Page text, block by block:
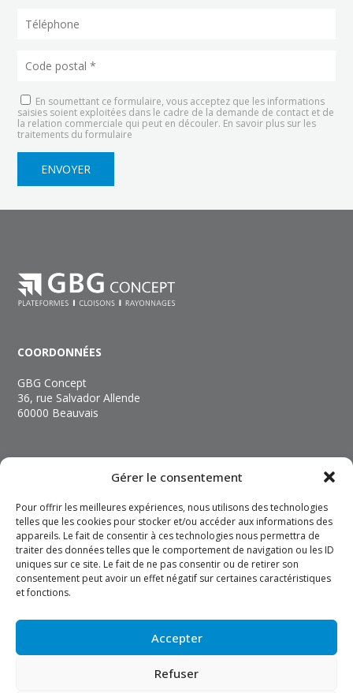
Gérer le consentement
Pour offrir les meilleures expériences, nous utilisons des technologies
telles que les cookies pour stocker et/ou accéder aux informations des
appareils. Le fait de consentir à ces technologies nous permettra de
traiter des données telles que le comportement de navigation ou les ID
uniques sur ce site. Le fait de ne pas consentir ou de retirer son
consentement peut avoir un effet négatif sur certaines caractéristiques
et fonctions.
Accepter
Refuser
En soumettant ce formulaire, vous acceptez que les informations
saisies soient exploitées dans le cadre de la demande de contact et de
la relation commerciale qui peut en découler. En savoir plus sur les
traitements du formulaire
COORDONNÉES
GBG Concept
36, rue Salvador Allende
60000 Beauvais
contact@gbgconcept.com
INFOS
Mentions légales
Politique de confidentialité